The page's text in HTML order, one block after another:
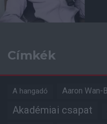
Címkék
A hangadó Aaron Wan-
Akadémiai csapat